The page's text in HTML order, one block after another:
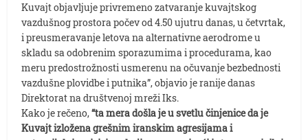
Kuvajt objavljuje privremeno zatvaranje kuvajtskog
vazdušnog prostora počev od 4.50 ujutru danas, u četvrtak,
i preusmeravanje letova na alternativne aerodrome u
skladu sa odobrenim sporazumima i procedurama, kao
meru predostrožnosti usmerenu na očuvanje bezbednosti
vazdušne plovidbe i putnika”, objavio je ranije danas
Direktorat na društvenoj mreži Iks.
Kako je rečeno,“ta mera došla je u svetlu činjenice da je
Kuvajt izložena grešnim iranskim agresijama i